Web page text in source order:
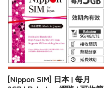
[Nippon SIM] 日本 | 每月